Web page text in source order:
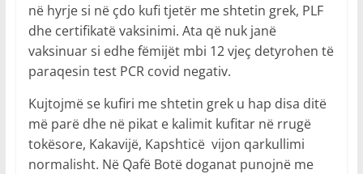
në hyrje si në çdo kufi tjetër me shtetin grek, PLF
dhe certifikatë vaksinimi. Ata që nuk janë
vaksinuar si edhe fëmijët mbi 12 vjeç detyrohen të
paraqesin test PCR covid negativ.
Kujtojmë se kufiri me shtetin grek u hap disa ditë
më parë dhe në pikat e kalimit kufitar në rrugë
tokësore, Kakavijë, Kapshticë vijon qarkullimi
normalisht. Në Qafë Botë doganat punojnë me